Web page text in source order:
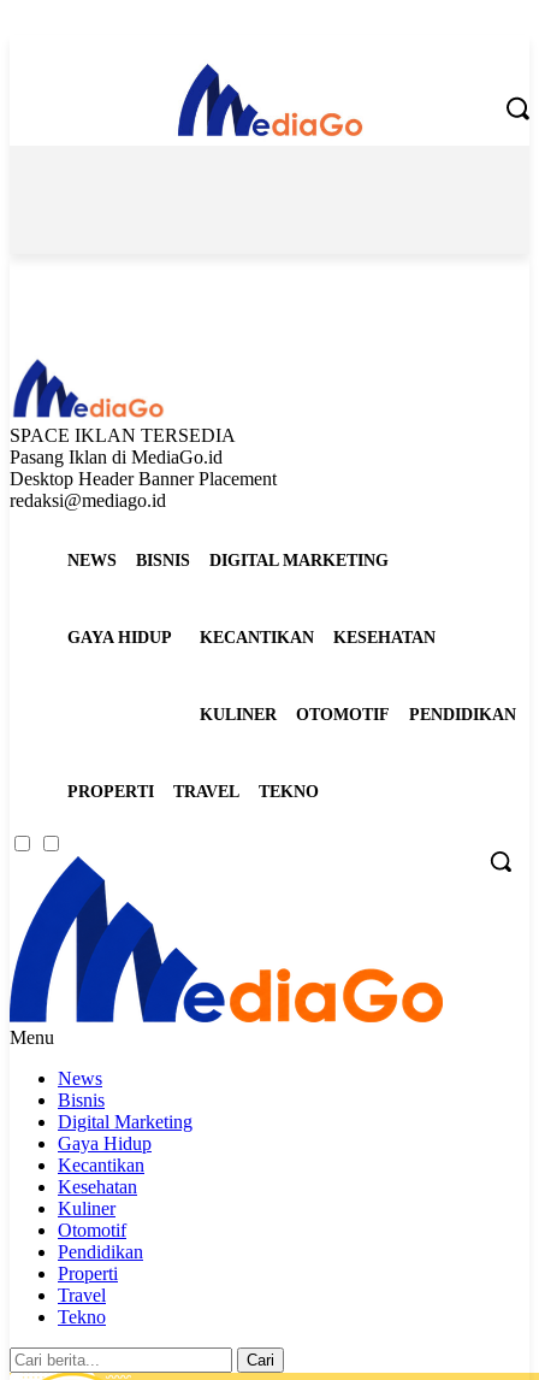
SPACE IKLAN TERSEDIA
Pasang Iklan di MediaGo.id
Desktop Header Banner Placement
redaksi@mediago.id
NEWS BISNIS DIGITAL MARKETING
GAYA HIDUP KECANTIKAN KESEHATAN
KULINER OTOMOTIF PENDIDIKAN
PROPERTI TRAVEL TEKNO
Menu
News
Bisnis
Digital Marketing
Gaya Hidup
Kecantikan
Kesehatan
Kuliner
Otomotif
Pendidikan
Properti
Travel
Tekno
Cari